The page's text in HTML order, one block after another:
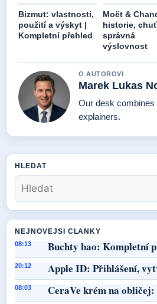
Bizmut: vlastnosti,
použití a výskyt |
Kompletní přehled
Moët &
historie,
správná
výslovnost
O AUTOROVI
Marek Lukas
Our desk combines
explainers.
HLEDAT
NEJNOVEJSI CLANKY
08:13 Buchty bao: Kompletní
20:12 Apple ID: Přihlášení,
08:03 CeraVe krém na